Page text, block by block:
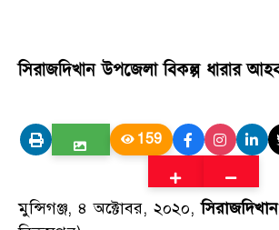
সিরাজদিখান উপজেলা বিকল্প ধারার
159
মুন্সিগঞ্জ, ৪ অক্টোবর, ২০২০,